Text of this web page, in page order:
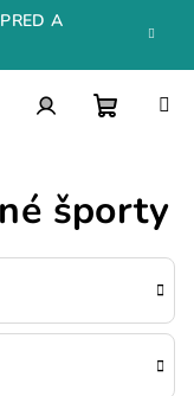
A
košík
športy